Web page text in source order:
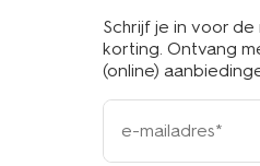
Schrijf je in voor
korting. Ontvang
(online)
e-
mailadres